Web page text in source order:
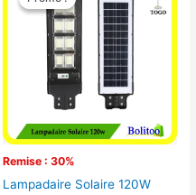
Remise : 30%
Lampadaire Solaire 120W
initial
était :
50.000 CFA.
actuel
est :
35.000